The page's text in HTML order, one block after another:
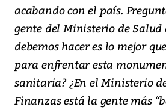
acabando con el país.
gente del Ministerio de Salud
debemos hacer es lo mejor
para enfrentar esta
sanitaria? ¿En el Ministerio
Finanzas está la gente más